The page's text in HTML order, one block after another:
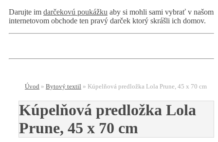
Darujte im darčekovú poukážku aby si mohli sami vybrať v našom
internetovom obchode ten pravý darček ktorý skrášli ich domov.
Úvod » Bytový textil » Kúpelňová predložka Lola Prune, 45 x 70 cm
Kúpelňová predložka Lola
Prune, 45 x 70 cm